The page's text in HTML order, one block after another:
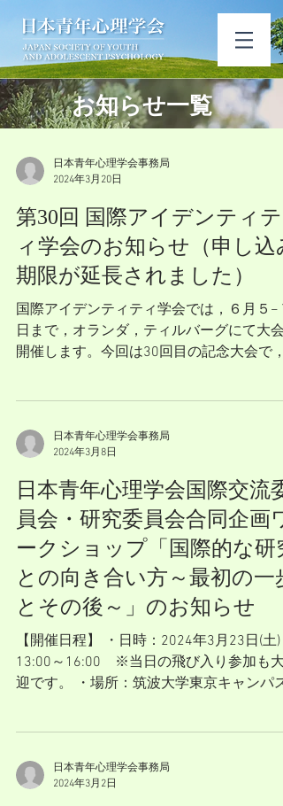
​お知ら​せ一覧
日本青年心理学会事務局
2024年3月20日
第30回 国際アイデンティテ
ィ学会のお知らせ（申し込
期限が延長されました）
国際アイデンティティ学会では，６月５−７
日まで，オランダ，ティルバーグにて大会
開催します。今回は30回目の記念大会で，
日本青年心理学会事務局
2024年3月8日
日本青年心理学会国際交流委
員会・研究委員会合同企画ワ
ークショップ「国際的な研
との向き合い方～最初の一
とその後～」のお知らせ
【開催日程】 ・日時：2024年3月23日(土)
13:00～16:00 ※当日の飛び入り参加も大
迎です。 ・場所：筑波大学東京キャンパス
日本青年心理学会事務局
2024年3月2日